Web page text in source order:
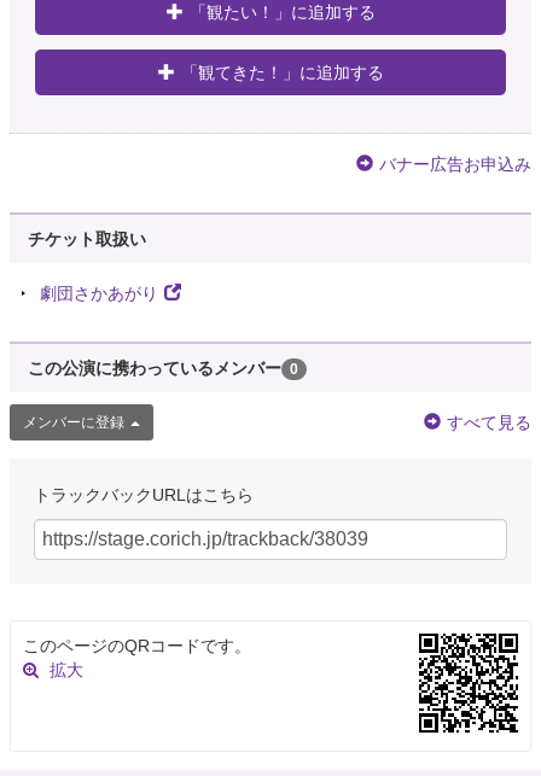
「観たい！」に追加する
「観てきた！」に追加する
バナー広告お申込み
チケット取扱い
劇団さかあがり
この公演に携わっているメンバー 0
メンバーに登録 すべて見る
トラックバックURLはこちら
このページのQRコードです。
拡大